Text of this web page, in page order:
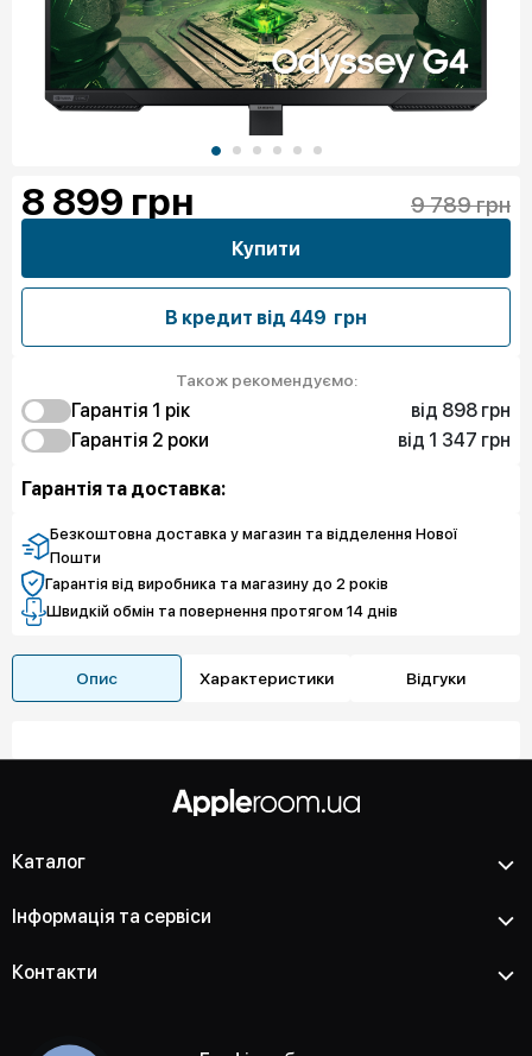
8 899 грн 9 789 грн
Купити
В кредит від 449 грн
Також рекомендуємо:
Гарантія 1 рік
від 898 грн
Захист від браку
898 грн
Гарантія 2 роки
від 1 347 грн
Захист екрану
Чистий спокій
71 795 грн
Гарантія та доставка:
Безкоштовна доставка у магазин та відделення Нової
Пошти
Гарантія від виробника та магазину до 2 років
Швидкій обмін та повернення протягом 14 днів
Опис Характеристики Відгуки
Каталог
Інформація та сервіси
Контакти